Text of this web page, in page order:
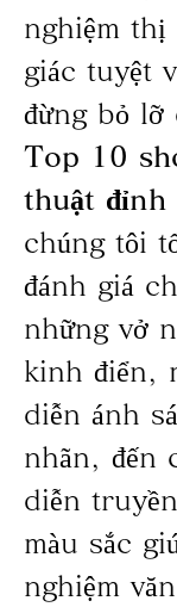
nghiệm thị
giác tuyệt
Top 10
thuật đỉnh
chúng tôi
đánh giá
những vở
kinh điển,
diễn ánh
nhãn, đến
diễn
màu sắc
nghiệm